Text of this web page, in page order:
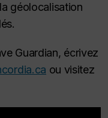
géolocalisation
Guardian, écrivez
ou visitez